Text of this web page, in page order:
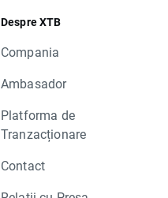
Despre XTB
Compania
Ambasador
Platforma de
Tranzacționare
Contact